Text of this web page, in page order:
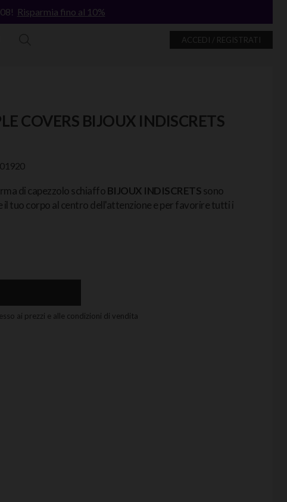
Risparmia fino al 10%
ACCEDI / REGISTRATI
COVERS BIJOUX INDISCRETS
di capezzolo schiaffoBIJOUX INDISCRETSsono
tuo corpo al centro dell'attenzione e per favorire tutti i
ai prezzi e alle condizioni di vendita